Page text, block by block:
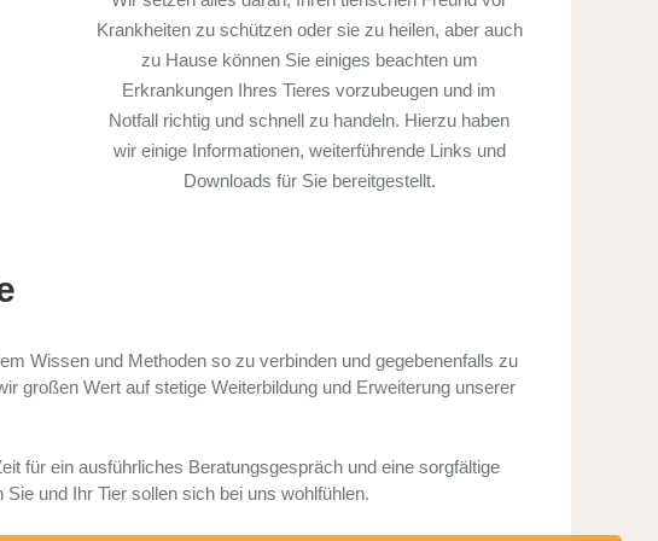
Krankheiten zu schützen oder sie zu heilen, aber auch
zu Hause können Sie einiges beachten um
Erkrankungen Ihres Tieres vorzubeugen und im
Notfall richtig und schnell zu handeln. Hierzu haben
wir einige Informationen, weiterführende Links und
Downloads für Sie bereitgestellt.
Wissen und Methoden so zu verbinden und gegebenenfalls zu
großen Wert auf stetige Weiterbildung und Erweiterung unserer
für ein ausführliches Beratungsgespräch und eine sorgfältige
und Ihr Tier sollen sich bei uns wohlfühlen.